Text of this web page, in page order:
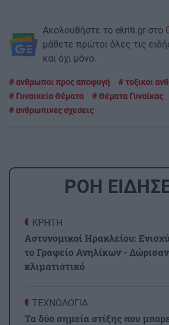
Ακολουθήστε το ekriti.gr στο
μάθετε πρώτοι όλες τις
και όχι μόνο.
ανθρωποι προς αποφυγή
τοξικοι
Γυναικεία Θέματα
Θέματα Γυναίκας
ανθρωπινες σχεσεις
ΡΟΗ
ΚΡΗΤΗ
Αστυνομικοί Ηρακλείου:
το Γραφείο Ανηλίκων -
κλιματιστικό
ΤΕΧΝΟΛΟΓΙΑ
Τα δύο σημεία στίξης που